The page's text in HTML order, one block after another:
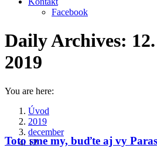
Facebook
Daily Archives:
2019
You are here:
Úvod
2019
december
12
Toto sme my, buďte aj vy